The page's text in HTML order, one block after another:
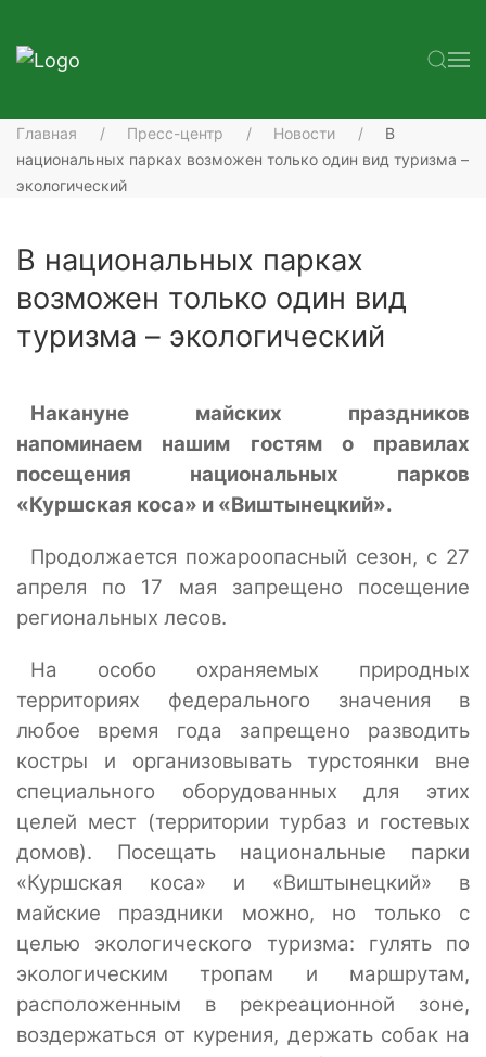
Главная Пресс-центр Новости
В
национальных парках возможен только один вид туризма –
экологический
В национальных парках
возможен только один вид
туризма – экологический
Накануне майских праздников
напоминаем нашим гостям о правилах
посещения национальных парков
«Куршская коса» и «Виштынецкий».
Продолжается пожароопасный сезон, с 27
апреля по 17 мая запрещено посещение
региональных лесов.
На особо охраняемых природных
территориях федерального значения в
любое время года запрещено разводить
костры и организовывать турстоянки вне
специального оборудованных для этих
целей мест (территории турбаз и гостевых
домов). Посещать национальные парки
«Куршская коса» и «Виштынецкий» в
майские праздники можно, но только с
целью экологического туризма: гулять по
экологическим тропам и маршрутам,
расположенным в рекреационной зоне,
воздержаться от курения, держать собак на